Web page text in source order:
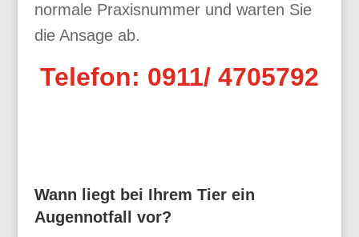
normale Praxisnummer und warten Sie
die Ansage ab.
Telefon: 0911/ 4705792
Wann liegt bei Ihrem Tier ein
Augennotfall vor?